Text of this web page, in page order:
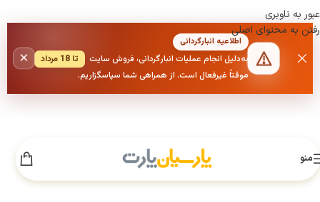
عبور به ناوبری
رفتن به محتوای اصلی
اطلاعیه انبارگردانی
به‌دلیل انجام عملیات انبارگردانی، فروش سایت
تا 18 مرداد
موقتاً غیرفعال است. از همراهی شما سپاسگزاریم.
×
منو